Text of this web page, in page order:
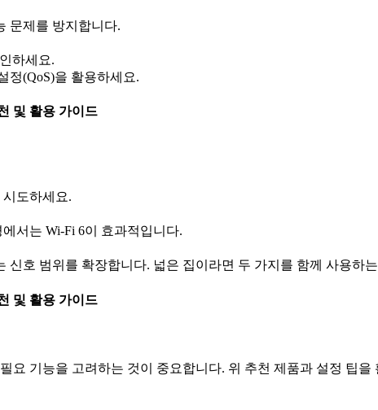
문제를 방지합니다.
하세요.
정(QoS)을 활용하세요.
도하세요.
서는 Wi-Fi 6이 효과적입니다.
호 범위를 확장합니다. 넓은 집이라면 두 가지를 함께 사용하
요 기능을 고려하는 것이 중요합니다. 위 추천 제품과 설정 팁을